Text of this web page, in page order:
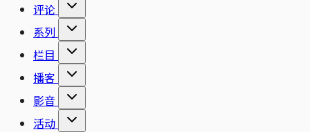
评论
系列
栏目
播客
影音
活动